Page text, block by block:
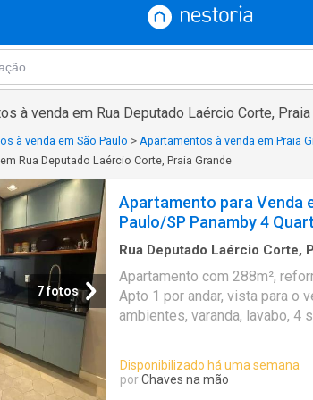
à venda em Rua Deputado Laércio Corte, Praia
à venda em São Paulo > Apartamentos à venda em Praia
Rua Deputado Laércio Corte, Praia Grande
7 fotos
Apartamento para Venda
Paulo/SP Panamby 4
Rua Deputado Laércio Corte,
Garagem·Academia·Lareira·
serviços·Churrasqueira ·Ar
crianças·Despensa· Alarme
Apartamento com 288m²,
Apto 1 por andar, vista para o
ambientes, varanda, lavabo, 4
ar condicionado Sala de
integradas. Além de sala de
à churrasqueira. Cozinha
Disponibilizado há uma semana
porChaves na mão